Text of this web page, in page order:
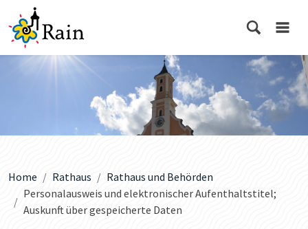
Home Rathaus
Rathaus und Behörden
Personalausweis und elektronischer Aufenthaltstitel;
Auskunft über gespeicherte Daten